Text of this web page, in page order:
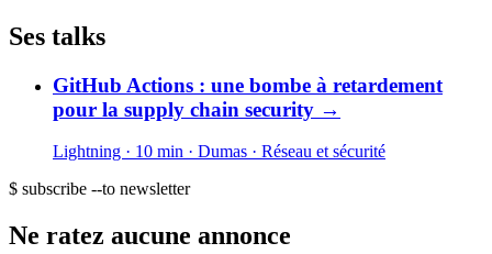
Ses talks
GitHub Actions : une bombe à retardement
pour la supply chain security →
Lightning · 10 min · Dumas · Réseau et sécurité
$ subscribe --to newsletter
Ne ratez aucune annonce